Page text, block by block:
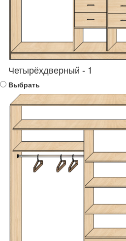
Четырёхдверный - 1
Выбрать